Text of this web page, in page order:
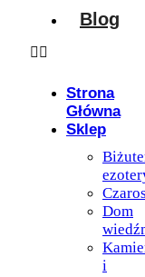
Blog
Strona
Główna
Sklep
Dom
i